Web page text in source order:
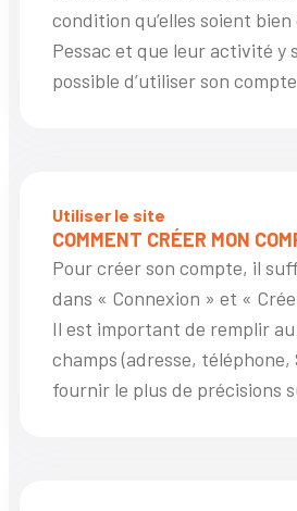
condition qu’elles soient bien
Pessac et que leur activité y
possible d’utiliser son
Utiliser le site
COMMENT CRÉER MON
Pour créer son compte, il
dans « Connexion » et «
Il est important de remplir au
champs (adresse,
fournir le plus de précisions